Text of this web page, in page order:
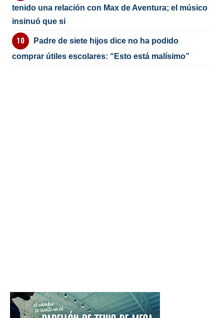
tenido una relación con Max de Aventura; el músico
insinuó que si
Padre de siete hijos dice no ha podido
comprar útiles escolares: “Esto está malísimo”